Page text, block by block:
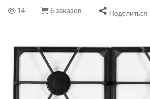
14 6 заказов Поделиться